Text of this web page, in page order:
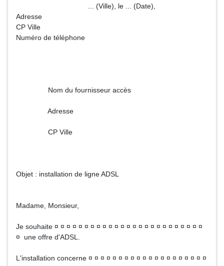
... (Ville), le ... (Date),
Adresse
CP Ville
Numéro de téléphone
Nom du fournisseur accès
Adresse
CP Ville
Objet : installation de ligne ADSL
Madame, Monsieur,
Je souhaite ¤ ¤ ¤ ¤ ¤ ¤ ¤ ¤ ¤ ¤ ¤ ¤ ¤ ¤ ¤ ¤ ¤ ¤ ¤ ¤ ¤ ¤ ¤ ¤ ¤
¤ une offre d'ADSL.
L'installation concerne ¤ ¤ ¤ ¤ ¤ ¤ ¤ ¤ ¤ ¤ ¤ ¤ ¤ ¤ ¤ ¤ ¤ ¤ ¤ ¤